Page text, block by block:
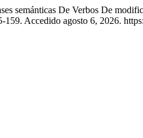
semánticas De Verbos De
Accedido agosto 6, 2026.